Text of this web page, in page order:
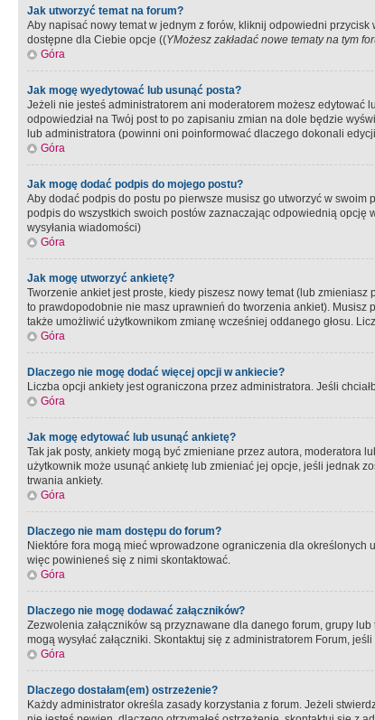
Jak utworzyć temat na forum?
Aby napisać nowy temat w jednym z forów, kliknij odpowiedni
dostępne dla Ciebie opcje ((YMożesz zakładać nowe tematy na tym
Góra
Jak mogę wyedytować lub usunąć posta?
Jeżeli nie jesteś administratorem ani moderatorem możesz edytować
odpowiedział na Twój post to po zapisaniu zmian na dole będzie
lub administratora (powinni oni poinformować dlaczego dokonali
Góra
Jak mogę dodać podpis do mojego postu?
Aby dodać podpis do postu po pierwsze musisz go utworzyć w swoim
podpis do wszystkich swoich postów zaznaczając odpowiednią opcję
wysyłania wiadomości)
Góra
Jak mogę utworzyć ankietę?
Tworzenie ankiet jest proste, kiedy piszesz nowy temat (lub
to prawdopodobnie nie masz uprawnień do tworzenia ankiet). Musisz
także umożliwić użytkownikom zmianę wcześniej oddanego głosu.
Góra
Dlaczego nie mogę dodać więcej opcji w ankiecie?
Liczba opcji ankiety jest ograniczona przez administratora. Jeśli
Góra
Jak mogę edytować lub usunąć ankietę?
Tak jak posty, ankiety mogą być zmieniane przez autora, moderatora
użytkownik może usunąć ankietę lub zmieniać jej opcje, jeśli jednak
trwania ankiety.
Góra
Dlaczego nie mam dostępu do forum?
Niektóre fora mogą mieć wprowadzone ograniczenia dla
więc powinieneś się z nimi skontaktować.
Góra
Dlaczego nie mogę dodawać załączników?
Zezwolenia załączników są przyznawane dla danego forum, grupy
mogą wysyłać załączniki. Skontaktuj się z administratorem Forum,
Góra
Dlaczego dostałam(em) ostrzeżenie?
Każdy administrator określa zasady korzystania z forum. Jeżeli